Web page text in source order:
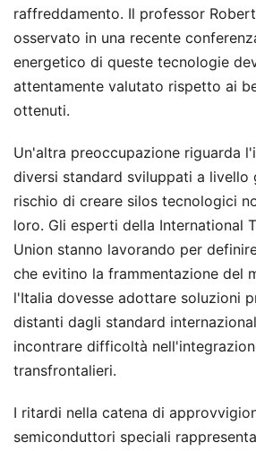
raffreddamento. Il professor
osservato in una recente
energetico di queste tecnologie
attentamente valutato rispetto ai
ottenuti.
Un'altra preoccupazione riguarda
diversi standard sviluppati a livello
rischio di creare silos tecnologici
loro. Gli esperti della International
Union stanno lavorando per
che evitino la frammentazione del
l'Italia dovesse adottare soluzioni
distanti dagli standard
incontrare difficoltà
transfrontalieri.
I ritardi nella catena di
semiconduttori speciali